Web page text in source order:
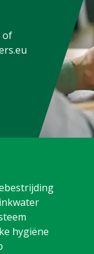
of
hygiëne